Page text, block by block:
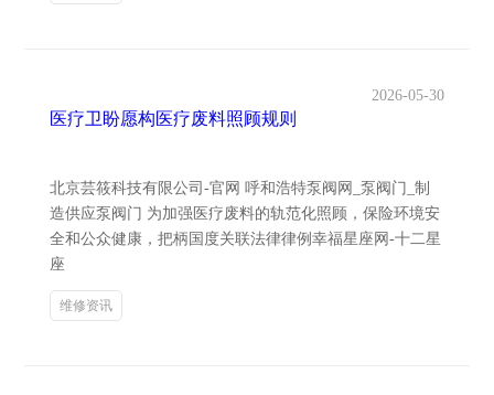
医疗卫盼愿构医疗废料照顾规则
2026-05-30
北京芸筱科技有限公司-官网 呼和浩特泵阀网_泵阀门_制
造供应泵阀门 为加强医疗废料的轨范化照顾，保险环境安
全和公众健康，把柄国度关联法律律例幸福星座网-十二星
座
维修资讯